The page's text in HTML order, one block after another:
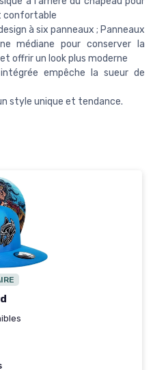
confortable
à six panneaux ; Panneaux
médiane pour conserver la
offrir un look plus moderne
empêche la sueur de
style unique et tendance.